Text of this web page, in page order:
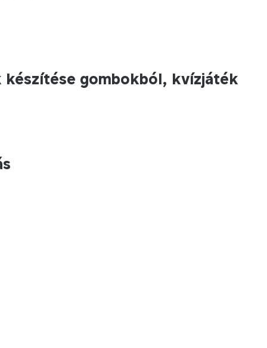
készítése gombokból, kvízjáték